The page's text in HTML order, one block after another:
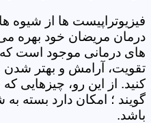
فیزیوتراپیست ها از شیوه
درمان مریضان خود بهره
های درمانی موجود است که
تقویت، آرامش و بهتر
کنید. از این رو، چیزهایی
گویند ؛ امکان دارد بسته
باشد.